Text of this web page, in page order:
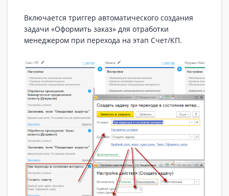
Включается триггер автоматического создания
задачи «Оформить заказ» для отработки
менеджером при перехода на этап Счет/КП.